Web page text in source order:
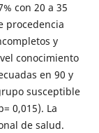
con 20 a 35
procedencia
y
conocimiento
en 90 y
susceptible
0,015). La
de salud.